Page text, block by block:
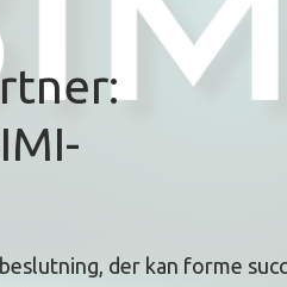
der kan forme